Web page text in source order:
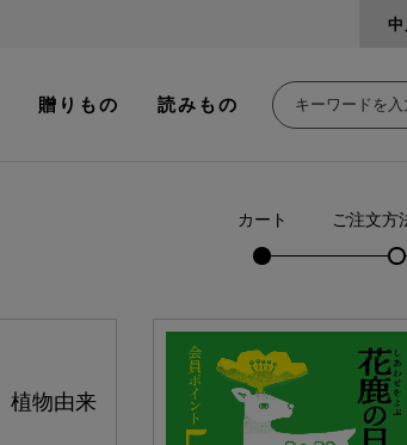
贈りもの 読みもの
カート ご注文方
植物由来